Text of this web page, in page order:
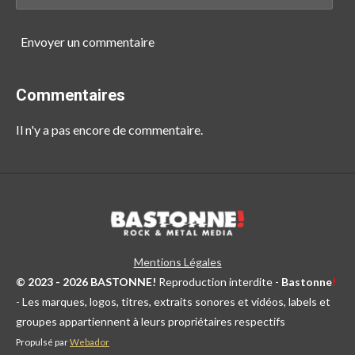
Envoyer un commentaire
Commentaires
Il n'y a pas encore de commentaire.
Mentions Légales
© 2023 - 2026 BASTONNE! Reproduction interdite - Bastonne!
- Les marques, logos, titres, extraits sonores et vidéos, labels et
groupes appartiennent à leurs propriétaires respectifs
Propulsé parWebador